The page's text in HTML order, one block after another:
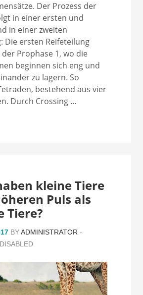
Der Prozess der
in einer ersten und
in einer zweiten
Die ersten Reifeteilung
Prophase 1, wo die
beginnen sich eng und
zu lagern. So
bestehend aus vier
Durch Crossing …
kleine Tiere
Puls als
Tiere?
BYADMINISTRATOR -